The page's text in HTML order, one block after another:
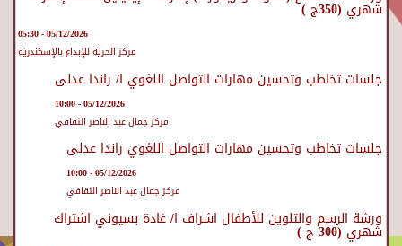
شهري (350ج )
05/12/2026 - 05:30
مركز الحرية للإبداع بالإسكندرية
جلسات تخاطب وتحسين مهارات التواصل اللغوي ا/ راندا عدلى
05/12/2026 - 10:00
مركز جمال عبد الناصر الثقافي
جلسات تخاطب وتحسين مهارات التواصل اللغوي راندا عدلى
05/12/2026 - 10:00
مركز جمال عبد الناصر الثقافي
ورشة الرسم والتلوين للأطفال اشراف ا/ غادة بسيوني اشتراك
شهري (300 ج )